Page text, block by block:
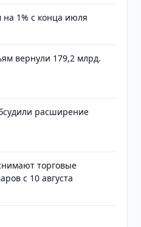
на 1% с конца июля
вернули 179,2 млрд.
расширение
торговые
с 10 августа